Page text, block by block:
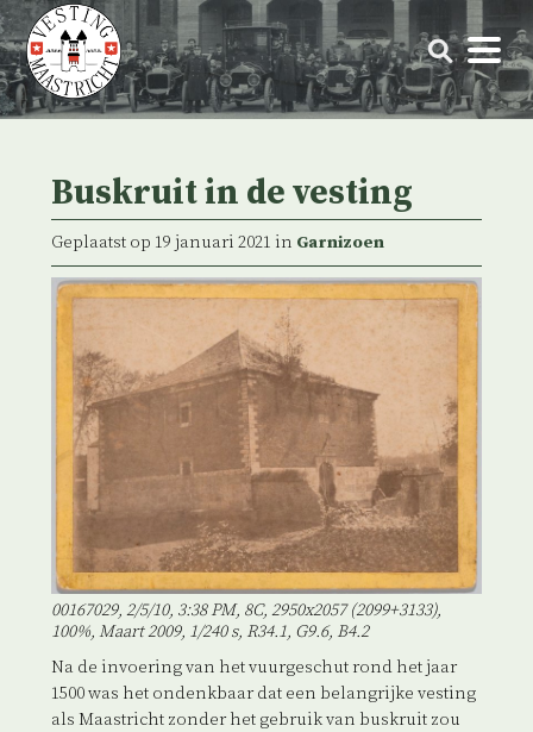
Skip
to
content
Buskruit in de vesting
Geplaatst op 19 januari 2021 in Garnizoen
00167029, 2/5/10, 3:38 PM, 8C, 2950x2057 (2099+3133),
100%, Maart 2009, 1/240 s, R34.1, G9.6, B4.2
Na de invoering van het vuurgeschut rond het jaar
1500 was het ondenkbaar dat een belangrijke vesting
als Maastricht zonder het gebruik van buskruit zou